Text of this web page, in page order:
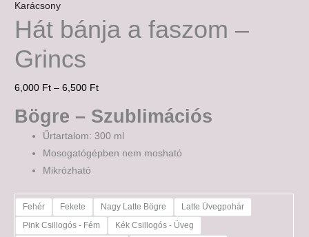
Karácsony
Hát bánja a faszom –
Grincs
6,000 Ft – 6,500 Ft
Bögre – Szublimációs
Űrtartalom: 300 ml
Mosogatógépben nem mosható
Mikrózható
Fehér Fekete Nagy Latte Bögre
Latte Üvegpohár
Pink Csillogós - Fém
Kék Csillogós - Üveg